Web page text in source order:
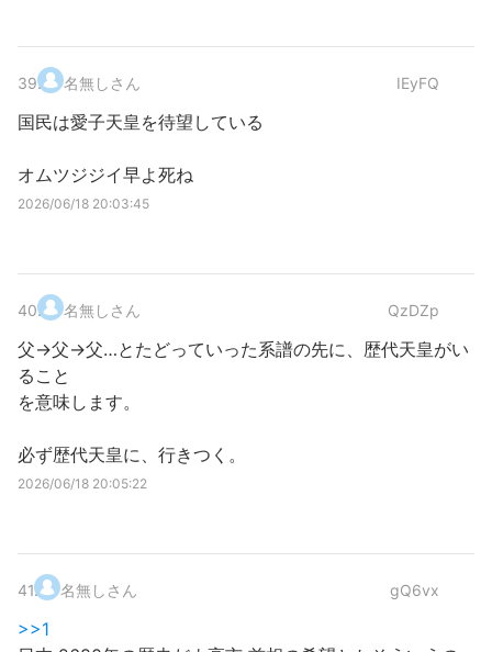
39. 名無しさん IEyFQ
国民は愛子天皇を待望している
オムツジジイ早よ死ね
2026/06/18 20:03:45
40. 名無しさん QzDZp
父→父→父…とたどっていった系譜の先に、歴代天皇がい
ること
を意味します。
必ず歴代天皇に、行きつく。
2026/06/18 20:05:22
41. 名無しさん gQ6vx
>>1